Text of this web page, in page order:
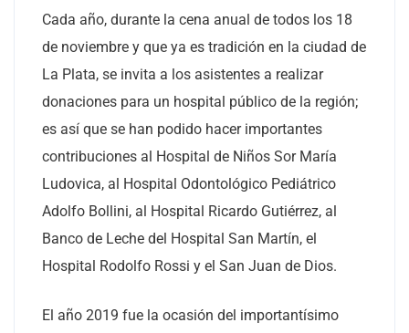
Cada año, durante la cena anual de todos los 18
de noviembre y que ya es tradición en la ciudad de
La Plata, se invita a los asistentes a realizar
donaciones para un hospital público de la región;
es así que se han podido hacer importantes
contribuciones al Hospital de Niños Sor María
Ludovica, al Hospital Odontológico Pediátrico
Adolfo Bollini, al Hospital Ricardo Gutiérrez, al
Banco de Leche del Hospital San Martín, el
Hospital Rodolfo Rossi y el San Juan de Dios.
El año 2019 fue la ocasión del importantísimo